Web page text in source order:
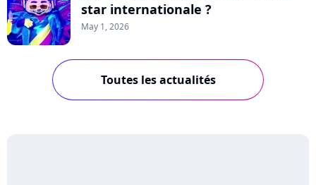
star internationale ?
May 1, 2026
Toutes les actualités